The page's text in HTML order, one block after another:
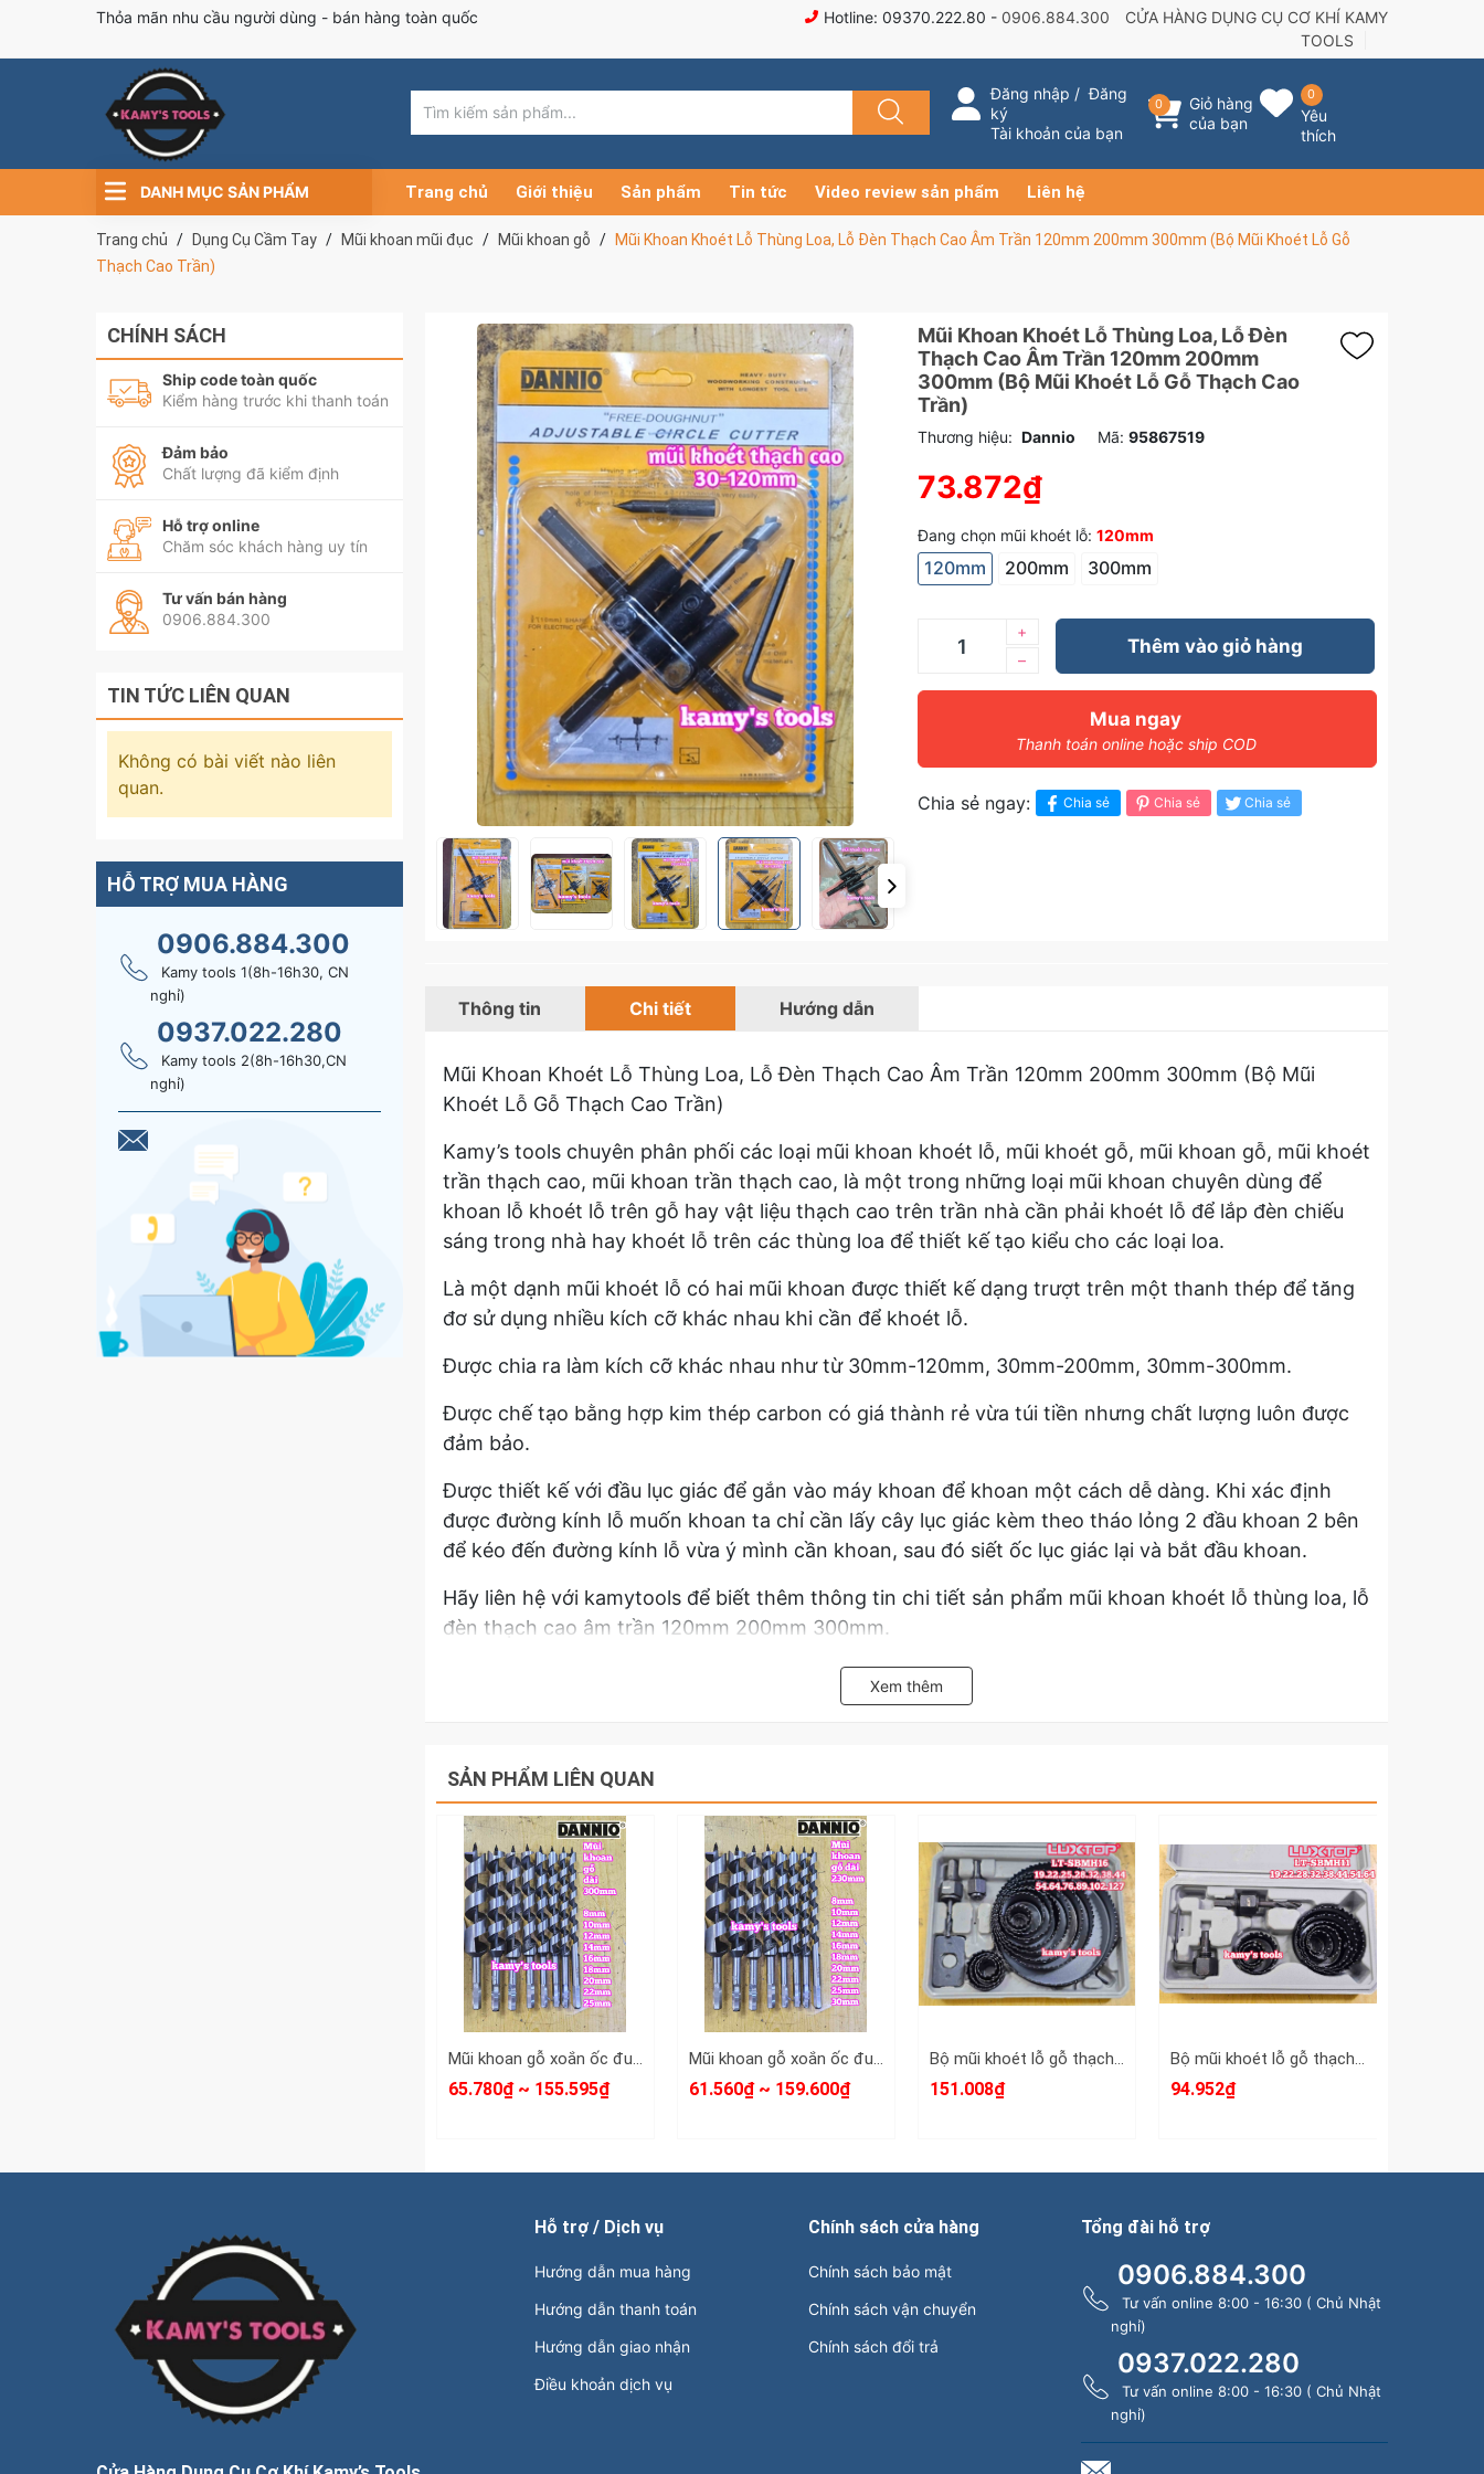
Thỏa mãn nhu cầu người dùng - bán hàng toàn quốc Hotline: 09370.222.80 - 0906.884.300
CỬA HÀNG DỤNG CỤ CƠ KHÍ KAMY
TOOLS
Đăng nhập /Đăng
ký
Tài khoản của bạn
0
Giỏ hàng
của bạn
0
Yêu
thích
DANH MỤC SẢN PHẨM Trang chủ Giới thiệu Sản phẩm Tin tức Video review sản phẩm Liên hệ
Trang chủ Dụng Cụ Cầm Tay Mũi khoan mũi đục Mũi khoan gỗ
Mũi Khoan Khoét Lỗ Thùng Loa, Lỗ Đèn Thạch Cao Âm Trần 120mm 200mm 300mm (Bộ Mũi Khoét Lỗ Gỗ
Thạch Cao Trần)
Mũi Khoan Khoét Lỗ Thùng Loa, Lỗ Đèn
Thạch Cao Âm Trần 120mm 200mm
300mm (Bộ Mũi Khoét Lỗ Gỗ Thạch Cao
Trần)
Thương hiệu: Dannio Mã: 95867519
73.872₫
Đang chọn mũi khoét lỗ: 120mm
120mm 200mm 300mm
–
+
Thêm vào giỏ hàng
Mua ngay
Thanh toán online hoặc ship COD
Chia sẻ ngay: Chia sẻ Chia sẻ Chia sẻ
Thông tin Chi tiết Hướng dẫn
Mũi Khoan Khoét Lỗ Thùng Loa, Lỗ Đèn Thạch Cao Âm Trần 120mm 200mm 300mm (Bộ Mũi
Khoét Lỗ Gỗ Thạch Cao Trần)
Kamy’s tools chuyên phân phối các loại mũi khoan khoét lỗ, mũi khoét gỗ, mũi khoan gỗ, mũi khoét
trần thạch cao, mũi khoan trần thạch cao, là một trong những loại mũi khoan chuyên dùng để
khoan lỗ khoét lỗ trên gỗ hay vật liệu thạch cao trên trần nhà cần phải khoét lỗ để lắp đèn chiếu
sáng trong nhà hay khoét lỗ trên các thùng loa để thiết kế tạo kiểu cho các loại loa.
Là một dạnh mũi khoét lỗ có hai mũi khoan được thiết kế dạng trượt trên một thanh thép để tăng
đơ sử dụng nhiều kích cỡ khác nhau khi cần để khoét lỗ.
Được chia ra làm kích cỡ khác nhau như từ 30mm-120mm, 30mm-200mm, 30mm-300mm.
Được chế tạo bằng hợp kim thép carbon có giá thành rẻ vừa túi tiền nhưng chất lượng luôn được
đảm bảo.
Được thiết kế với đầu lục giác để gắn vào máy khoan để khoan một cách dễ dàng. Khi xác định
được đường kính lỗ muốn khoan ta chỉ cần lấy cây lục giác kèm theo tháo lỏng 2 đầu khoan 2 bên
để kéo đến đường kính lỗ vừa ý mình cần khoan, sau đó siết ốc lục giác lại và bắt đầu khoan.
Hãy liên hệ với kamytools để biết thêm thông tin chi tiết sản phẩm mũi khoan khoét lỗ thùng loa, lỗ
đèn thạch cao âm trần 120mm 200mm 300mm.
Chú ý: vì hàng nhiều khi hết hàng nên shop sẽ có thể đưa cho các bạn những hiệu khác nhau như
Xem thêm
SẢN PHẨM LIÊN QUAN
Mũi khoan gỗ xoắn ốc đuôi lục giác 8mm 10mm 12mm 14mm 16mm 18mm 20mm 22mm 25mm dài 300mm Dannio
65.780₫ ~ 155.595₫
Mũi khoan gỗ xoắn ốc đuôi lục giác 8mm 10mm 12mm 14mm 16mm 18mm 20mm 22mm 25mm 30mm dài 230mm Dannio
61.560₫ ~ 159.600₫
Bộ mũi khoét lỗ gỗ thạch cao 16 chi tiết LT-SBMH16 Luxtop 19-127mm
151.008₫
Bộ mũi khoét lỗ gỗ thạch cao 11 chi tiết LT-SBMH11 Luxtop 19mm 22mm 28mm 32mm 38mm 44mm 54mm 64mm
94.952₫
CHÍNH SÁCH
Ship code toàn quốc
Kiểm hàng trước khi thanh toán
Đảm bảo
Chất lượng đã kiểm định
Hỗ trợ online
Chăm sóc khách hàng uy tín
Tư vấn bán hàng
0906.884.300
TIN TỨC LIÊN QUAN
Không có bài viết nào liên
quan.
HỖ TRỢ MUA HÀNG
0906.884.300
Kamy tools 1(8h-16h30, CN
nghỉ)
0937.022.280
Kamy tools 2(8h-16h30,CN
nghỉ)
Hỗ trợ / Dịch vụ
Hướng dẫn mua hàng
Hướng dẫn thanh toán
Hướng dẫn giao nhận
Điều khoản dịch vụ
Chính sách cửa hàng
Chính sách bảo mật
Chính sách vận chuyển
Chính sách đổi trả
Tổng đài hỗ trợ
0906.884.300
Tư vấn online 8:00 - 16:30 ( Chủ Nhật
nghỉ)
0937.022.280
Tư vấn online 8:00 - 16:30 ( Chủ Nhật
nghỉ)